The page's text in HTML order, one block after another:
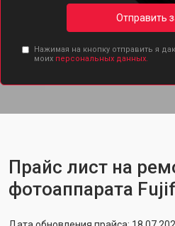
Отправить
Нажимая на кнопку отправить я
моих персональных данных.
Прайс лист на
фотоаппарата